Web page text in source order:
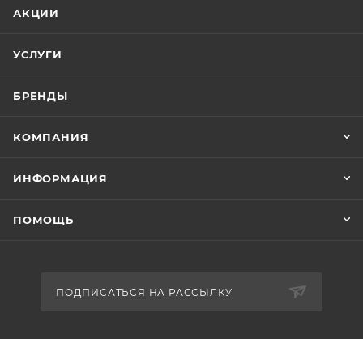
АКЦИИ
УСЛУГИ
БРЕНДЫ
КОМПАНИЯ
ИНФОРМАЦИЯ
ПОМОЩЬ
ПОДПИСАТЬСЯ НА РАССЫЛКУ